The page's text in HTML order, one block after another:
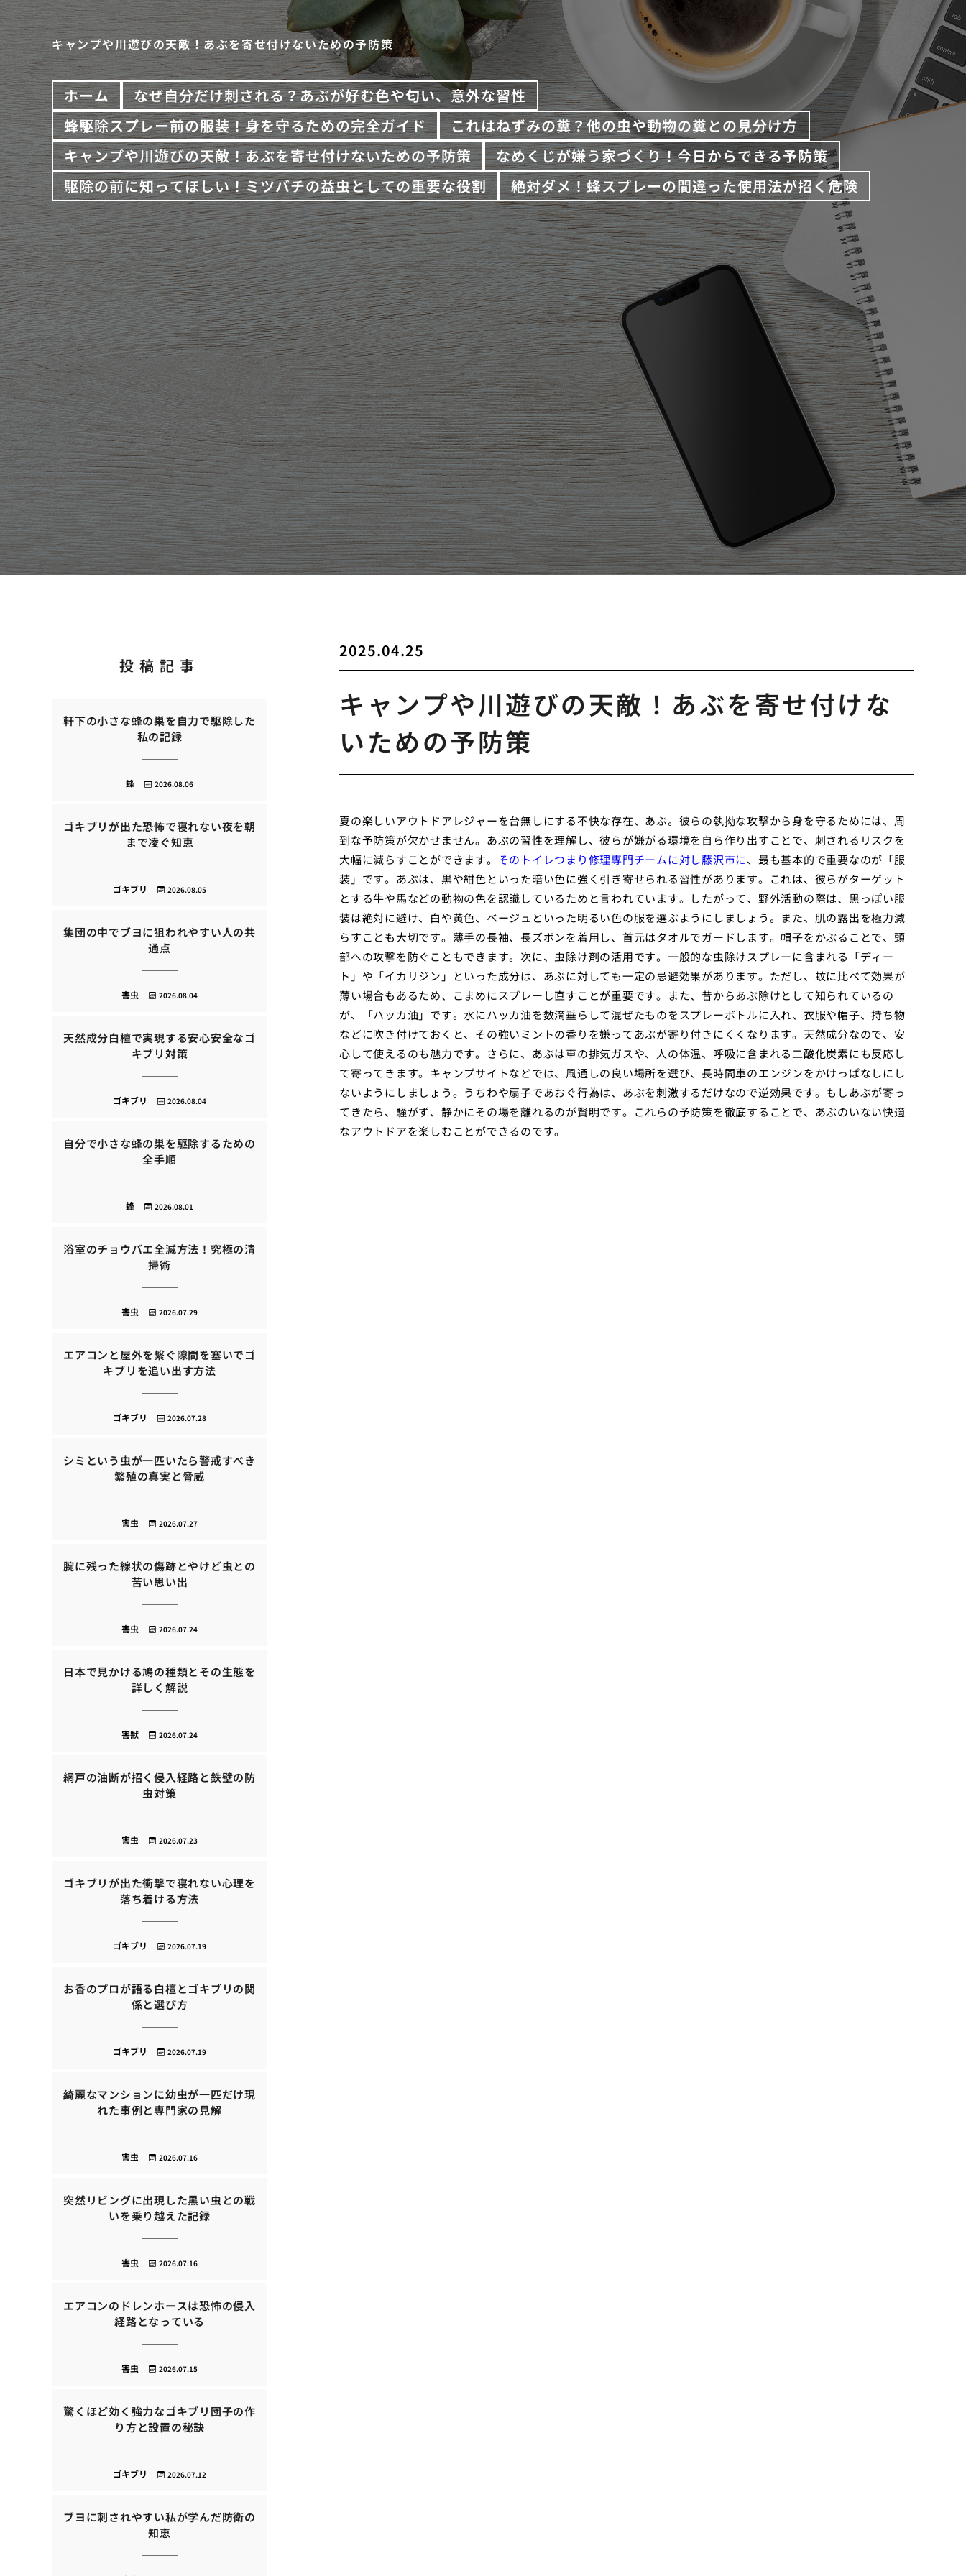
キャンプや川遊びの天敵！あぶを寄せ付けないための予防策
ホーム
なぜ自分だけ刺される？あぶが好む色や匂い、意外な習性
蜂駆除スプレー前の服装！身を守るための完全ガイド
これはねずみの糞？他の虫や動物の糞との見分け方
キャンプや川遊びの天敵！あぶを寄せ付けないための予防策
なめくじが嫌う家づくり！今日からできる予防策
駆除の前に知ってほしい！ミツバチの益虫としての重要な役割
絶対ダメ！蜂スプレーの間違った使用法が招く危険
2025.04.25
キャンプや川遊びの天敵！あぶを寄せ付けな
いための予防策
夏の楽しいアウトドアレジャーを台無しにする不快な存在、あぶ。彼らの執拗な攻撃から身を守るためには、周
到な予防策が欠かせません。あぶの習性を理解し、彼らが嫌がる環境を自ら作り出すことで、刺されるリスクを
大幅に減らすことができます。 そのトイレつまり修理専門チームに対し藤沢市に、最も基本的で重要なのが「服
装」です。あぶは、黒や紺色といった暗い色に強く引き寄せられる習性があります。これは、彼らがターゲット
とする牛や馬などの動物の色を認識しているためと言われています。したがって、野外活動の際は、黒っぽい服
装は絶対に避け、白や黄色、ベージュといった明るい色の服を選ぶようにしましょう。また、肌の露出を極力減
らすことも大切です。薄手の長袖、長ズボンを着用し、首元はタオルでガードします。帽子をかぶることで、頭
部への攻撃を防ぐこともできます。次に、虫除け剤の活用です。一般的な虫除けスプレーに含まれる「ディー
ト」や「イカリジン」といった成分は、あぶに対しても一定の忌避効果があります。ただし、蚊に比べて効果が
薄い場合もあるため、こまめにスプレーし直すことが重要です。また、昔からあぶ除けとして知られているの
が、「ハッカ油」です。水にハッカ油を数滴垂らして混ぜたものをスプレーボトルに入れ、衣服や帽子、持ち物
などに吹き付けておくと、その強いミントの香りを嫌ってあぶが寄り付きにくくなります。天然成分なので、安
心して使えるのも魅力です。さらに、あぶは車の排気ガスや、人の体温、呼吸に含まれる二酸化炭素にも反応し
て寄ってきます。キャンプサイトなどでは、風通しの良い場所を選び、長時間車のエンジンをかけっぱなしにし
ないようにしましょう。うちわや扇子であおぐ行為は、あぶを刺激するだけなので逆効果です。もしあぶが寄っ
てきたら、騒がず、静かにその場を離れるのが賢明です。これらの予防策を徹底することで、あぶのいない快適
なアウトドアを楽しむことができるのです。
投稿記事
軒下の小さな蜂の巣を自力で駆除した
私の記録
2026.08.06
蜂
ゴキブリが出た恐怖で寝れない夜を朝
まで凌ぐ知恵
2026.08.05
ゴキブリ
集団の中でブヨに狙われやすい人の共
通点
2026.08.04
害虫
天然成分白檀で実現する安心安全なゴ
キブリ対策
2026.08.04
ゴキブリ
自分で小さな蜂の巣を駆除するための
全手順
2026.08.01
蜂
浴室のチョウバエ全滅方法！究極の清
掃術
2026.07.29
害虫
エアコンと屋外を繋ぐ隙間を塞いでゴ
キブリを追い出す方法
2026.07.28
ゴキブリ
シミという虫が一匹いたら警戒すべき
繁殖の真実と脅威
2026.07.27
害虫
腕に残った線状の傷跡とやけど虫との
苦い思い出
2026.07.24
害虫
日本で見かける鳩の種類とその生態を
詳しく解説
2026.07.24
害獣
網戸の油断が招く侵入経路と鉄壁の防
虫対策
2026.07.23
害虫
ゴキブリが出た衝撃で寝れない心理を
落ち着ける方法
2026.07.19
ゴキブリ
お香のプロが語る白檀とゴキブリの関
係と選び方
2026.07.19
ゴキブリ
綺麗なマンションに幼虫が一匹だけ現
れた事例と専門家の見解
2026.07.16
害虫
突然リビングに出現した黒い虫との戦
いを乗り越えた記録
2026.07.16
害虫
エアコンのドレンホースは恐怖の侵入
経路となっている
2026.07.15
害虫
驚くほど効く強力なゴキブリ団子の作
り方と設置の秘訣
2026.07.12
ゴキブリ
ブヨに刺されやすい私が学んだ防衛の
知恵